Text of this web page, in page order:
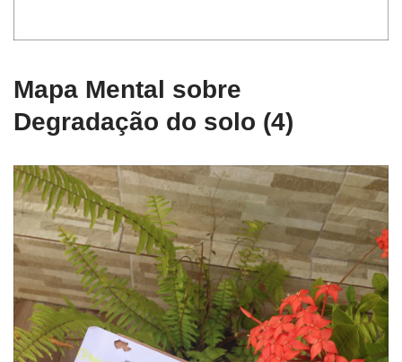
Mapa Mental sobre
Degradação do solo (4)